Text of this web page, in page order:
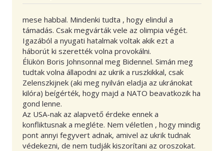
mese habbal. Mindenki tudta , hogy elindul a
támadás. Csak megvárták vele az olimpia végét.
Igazából a nyugati hatalmak voltak akik ezt a
háborút ki szerették volna provokálni.
Élükön Boris Johnsonnal meg Bidennel. Simán meg
tudtak volna állapodni az ukrik a ruszkikkal, csak
Zelenszkijnek (aki meg nyilván eladja az ukránokat
kilóra) beígérték, hogy majd a NATO beavatkozik ha
gond lenne.
Az USA-nak az alapvető érdeke ennek a
konfliktusnak a megléte. Nem véletlen , hogy mindig
pont annyi fegyvert adnak, amivel az ukrik tudnak
védekezni, de nem tudják kiszorítani az oroszokat.